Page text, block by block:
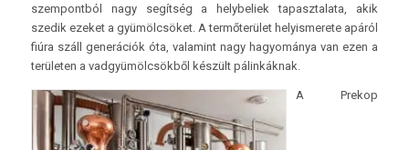
szempontból nagy segítség a helybeliek tapasztalata, akik
szedik ezeket a gyümölcsöket. A termőterület helyismerete apáról
fiúra száll generációk óta, valamint nagy hagyománya van ezen a
területen a vadgyümölcsökből készült pálinkáknak.
A Prekop